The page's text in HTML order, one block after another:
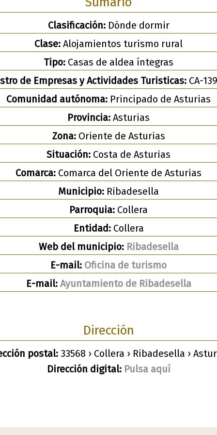
Clasificación:Dónde dormir
Clase: Alojamientos turismo rural
Tipo: Casas de aldea íntegras
de Empresas y Actividades Turisticas:CA-
Comunidad autónoma: Principado de Asturias
Provincia: Asturias
Zona:Oriente de Asturias
Situación: Costa de Asturias
Comarca: Comarca del Oriente de Asturias
Municipio: Ribadesella
Parroquia: Collera
Entidad:Collera
Web del municipio: Ribadesella
E-mail: Oficina de turismo
E-mail: Ayuntamiento de Ribadesella
Dirección
postal: 33568 › Collera › Ribadesella ›
Dirección digital: Pulsa aquí